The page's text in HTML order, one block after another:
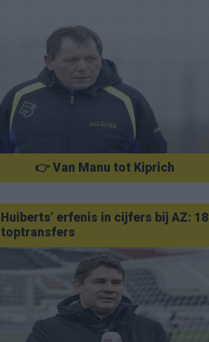
👉 Van Manu tot Kiprich
Huiberts’ erfenis in cijfers bij AZ: 18
toptransfers